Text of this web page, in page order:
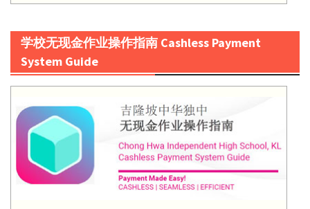
学校无现金作业操作指南 Cashless Payment
System Guide